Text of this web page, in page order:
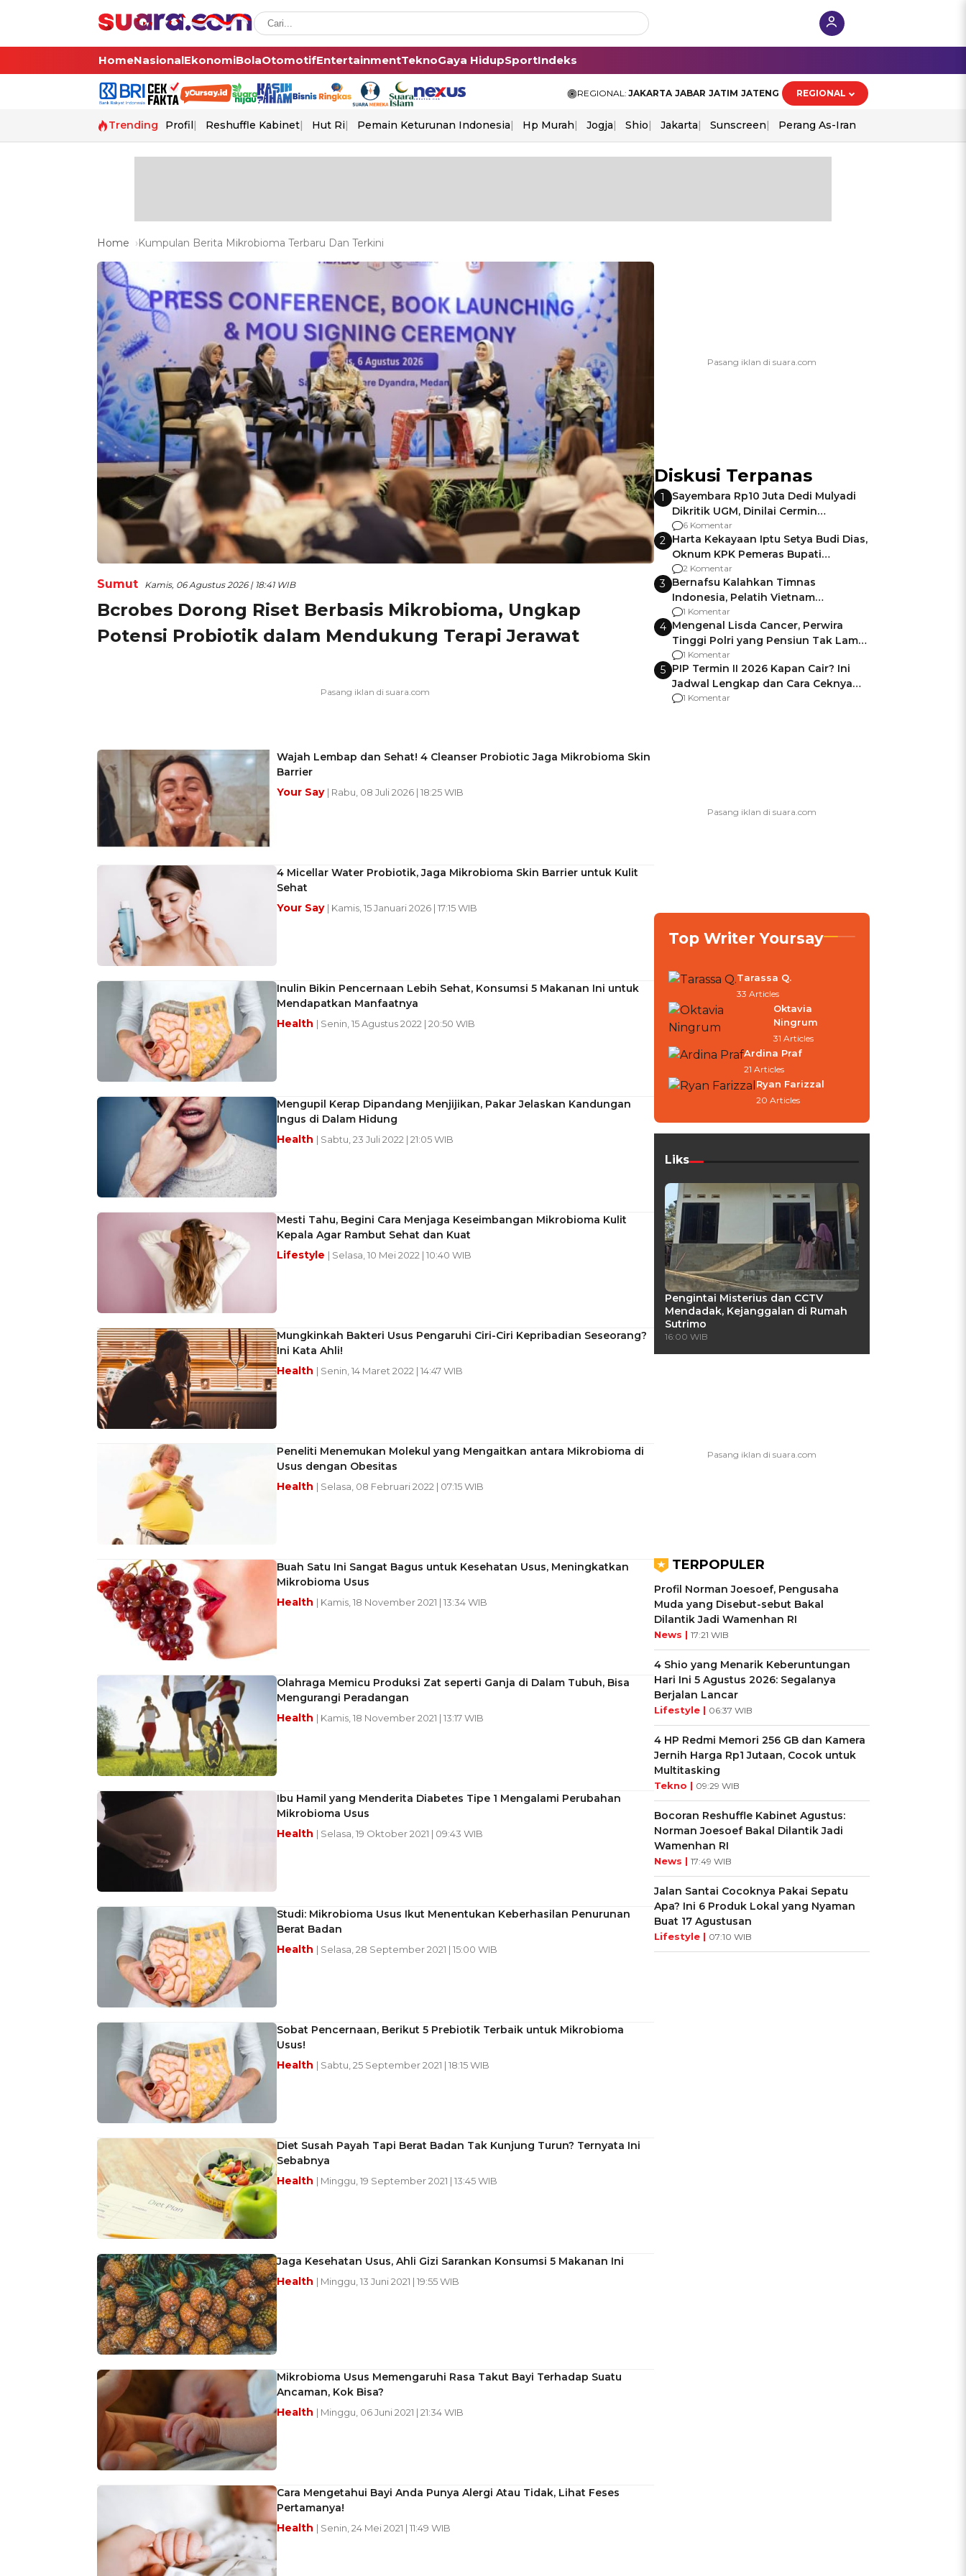
HomeNasionalEkonomiBolaOtomotifEntertainmentTeknoGaya HidupSportIndeks
REGIONAL: JAKARTA JABAR JATIM JATENG REGIONAL
Trending Profil Reshuffle Kabinet Hut Ri Pemain Keturunan Indonesia Hp Murah Jogja Shio Jakarta Sunscreen Perang As-Iran
Home Kumpulan Berita Mikrobioma Terbaru Dan Terkini
Sumut Kamis, 06 Agustus 2026 | 18:41 WIB
Bcrobes Dorong Riset Berbasis Mikrobioma, Ungkap
Potensi Probiotik dalam Mendukung Terapi Jerawat
Wajah Lembap dan Sehat! 4 Cleanser Probiotic Jaga Mikrobioma Skin
Barrier
Your Say | Rabu, 08 Juli 2026 | 18:25 WIB
4 Micellar Water Probiotik, Jaga Mikrobioma Skin Barrier untuk Kulit
Sehat
Your Say | Kamis, 15 Januari 2026 | 17:15 WIB
Inulin Bikin Pencernaan Lebih Sehat, Konsumsi 5 Makanan Ini untuk
Mendapatkan Manfaatnya
Health | Senin, 15 Agustus 2022 | 20:50 WIB
Mengupil Kerap Dipandang Menjijikan, Pakar Jelaskan Kandungan
Ingus di Dalam Hidung
Health | Sabtu, 23 Juli 2022 | 21:05 WIB
Mesti Tahu, Begini Cara Menjaga Keseimbangan Mikrobioma Kulit
Kepala Agar Rambut Sehat dan Kuat
Lifestyle | Selasa, 10 Mei 2022 | 10:40 WIB
Mungkinkah Bakteri Usus Pengaruhi Ciri-Ciri Kepribadian Seseorang?
Ini Kata Ahli!
Health | Senin, 14 Maret 2022 | 14:47 WIB
Peneliti Menemukan Molekul yang Mengaitkan antara Mikrobioma di
Usus dengan Obesitas
Health | Selasa, 08 Februari 2022 | 07:15 WIB
Buah Satu Ini Sangat Bagus untuk Kesehatan Usus, Meningkatkan
Mikrobioma Usus
Health | Kamis, 18 November 2021 | 13:34 WIB
Olahraga Memicu Produksi Zat seperti Ganja di Dalam Tubuh, Bisa
Mengurangi Peradangan
Health | Kamis, 18 November 2021 | 13:17 WIB
Ibu Hamil yang Menderita Diabetes Tipe 1 Mengalami Perubahan
Mikrobioma Usus
Health | Selasa, 19 Oktober 2021 | 09:43 WIB
Studi: Mikrobioma Usus Ikut Menentukan Keberhasilan Penurunan
Berat Badan
Health | Selasa, 28 September 2021 | 15:00 WIB
Sobat Pencernaan, Berikut 5 Prebiotik Terbaik untuk Mikrobioma
Usus!
Health | Sabtu, 25 September 2021 | 18:15 WIB
Diet Susah Payah Tapi Berat Badan Tak Kunjung Turun? Ternyata Ini
Sebabnya
Health | Minggu, 19 September 2021 | 13:45 WIB
Jaga Kesehatan Usus, Ahli Gizi Sarankan Konsumsi 5 Makanan Ini
Health | Minggu, 13 Juni 2021 | 19:55 WIB
Mikrobioma Usus Memengaruhi Rasa Takut Bayi Terhadap Suatu
Ancaman, Kok Bisa?
Health | Minggu, 06 Juni 2021 | 21:34 WIB
Cara Mengetahui Bayi Anda Punya Alergi Atau Tidak, Lihat Feses
Pertamanya!
Health | Senin, 24 Mei 2021 | 11:49 WIB
Diskusi Terpanas
1
Sayembara Rp10 Juta Dedi Mulyadi
Dikritik UGM, Dinilai Cermin
Gagalnya Negara Jamin Keamanan
6 Komentar
2 Harta Kekayaan Iptu Setya Budi Dias,
Oknum KPK Pemeras Bupati
Pemalang
2 Komentar
3 Bernafsu Kalahkan Timnas
Indonesia, Pelatih Vietnam
Berencana Pakai Jimat di Pakansari
1 Komentar
4 Mengenal Lisda Cancer, Perwira
Tinggi Polri yang Pensiun Tak Lama
Usai Jadi Brigjen
1 Komentar
5 PIP Termin II 2026 Kapan Cair? Ini
Jadwal Lengkap dan Cara Ceknya
agar Dana Tidak Hangus!
1 Komentar
Top Writer Yoursay
Tarassa Q.
33 Articles
Oktavia
Ningrum
31 Articles
Ardina Praf
21 Articles
Ryan Farizzal
20 Articles
Liks
Pengintai Misterius dan CCTV
Mendadak, Kejanggalan di Rumah
Sutrimo
16:00 WIB
TERPOPULER
Profil Norman Joesoef, Pengusaha
Muda yang Disebut-sebut Bakal
Dilantik Jadi Wamenhan RI
News | 17:21 WIB
4 Shio yang Menarik Keberuntungan
Hari Ini 5 Agustus 2026: Segalanya
Berjalan Lancar
Lifestyle | 06:37 WIB
4 HP Redmi Memori 256 GB dan Kamera
Jernih Harga Rp1 Jutaan, Cocok untuk
Multitasking
Tekno | 09:29 WIB
Bocoran Reshuffle Kabinet Agustus:
Norman Joesoef Bakal Dilantik Jadi
Wamenhan RI
News | 17:49 WIB
Jalan Santai Cocoknya Pakai Sepatu
Apa? Ini 6 Produk Lokal yang Nyaman
Buat 17 Agustusan
Lifestyle | 07:10 WIB